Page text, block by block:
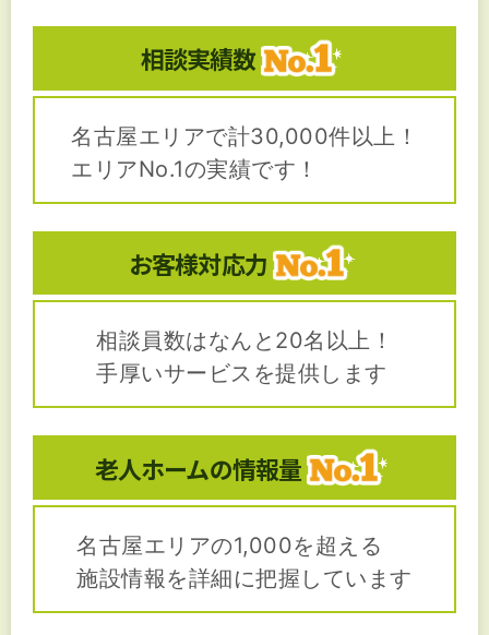
相談実績数
名古屋エリアで計30,000件以上！
エリアNo.1の実績です！
お客様対応力
相談員数はなんと20名以上！
手厚いサービスを提供します
老人ホームの情報量
名古屋エリアの1,000を超える
施設情報を詳細に把握しています